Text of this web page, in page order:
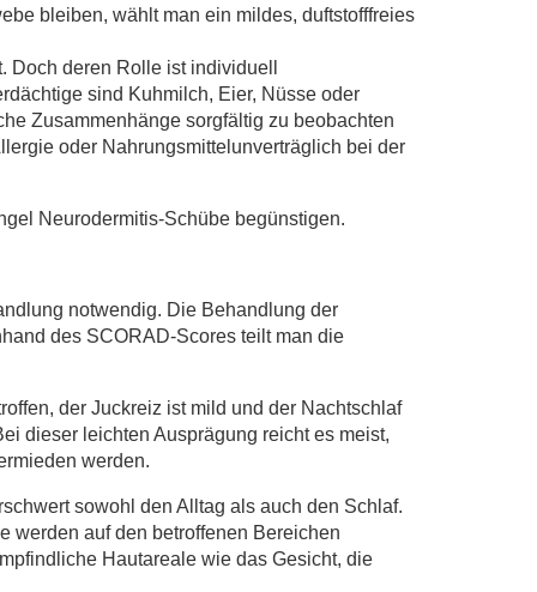
bleiben, wählt man ein mildes, duftstofffreies
deren Rolle ist individuell
sind Kuhmilch, Eier, Nüsse oder
Zusammenhänge sorgfältig zu beobachten
oder Nahrungsmittelunverträglich bei der
Neurodermitis-Schübe begünstigen.
notwendig. Die Behandlung der
des SCORAD-Scores teilt man die
der Juckreiz ist mild und der Nachtschlaf
dieser leichten Ausprägung reicht es meist,
werden.
sowohl den Alltag als auch den Schlaf.
werden auf den betroffenen Bereichen
Hautareale wie das Gesicht, die